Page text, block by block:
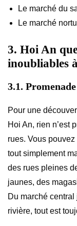
Le marché du
Le marché
3. Hoi An
inoubliables
3.1.
Pour une
Hoi An, rien n’est
rues. Vous
tout simplement
des rues pleines
jaunes, des
Du marché
rivière, tout est